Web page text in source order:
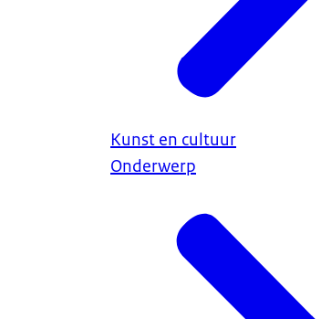
Kunst en cultuur
Onderwerp